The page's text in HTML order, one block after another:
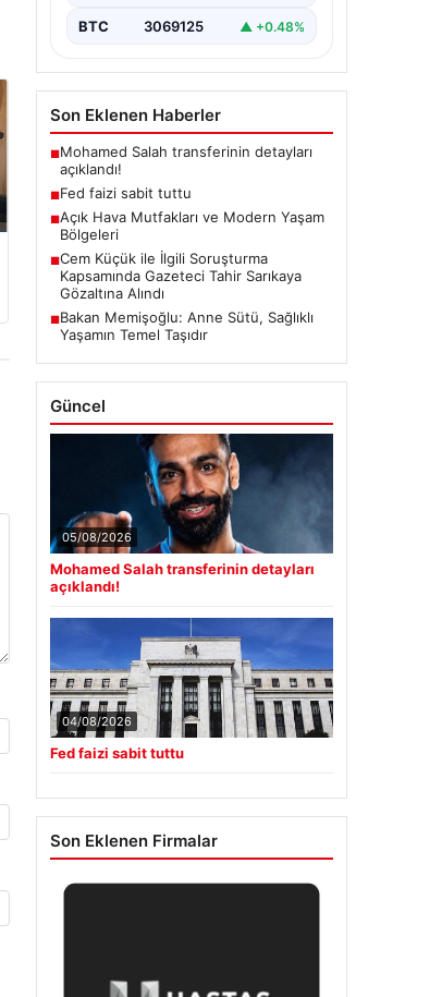
BTC 3069125 ▲ +0.48%
Son Eklenen Haberler
■Mohamed Salah transferinin detayları
açıklandı!
■Fed faizi sabit tuttu
■Açık Hava Mutfakları ve Modern Yaşam
Bölgeleri
■Cem Küçük ile İlgili Soruşturma
Kapsamında Gazeteci Tahir Sarıkaya
Gözaltına Alındı
■Bakan Memişoğlu: Anne Sütü, Sağlıklı
Yaşamın Temel Taşıdır
Güncel
05/08/2026
Mohamed Salah transferinin detayları
açıklandı!
04/08/2026
Fed faizi sabit tuttu
Son Eklenen Firmalar